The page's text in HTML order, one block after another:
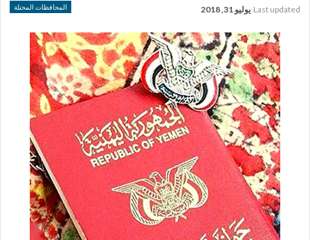
المحافظات المحتلة Last updated يوليو 31, 2018